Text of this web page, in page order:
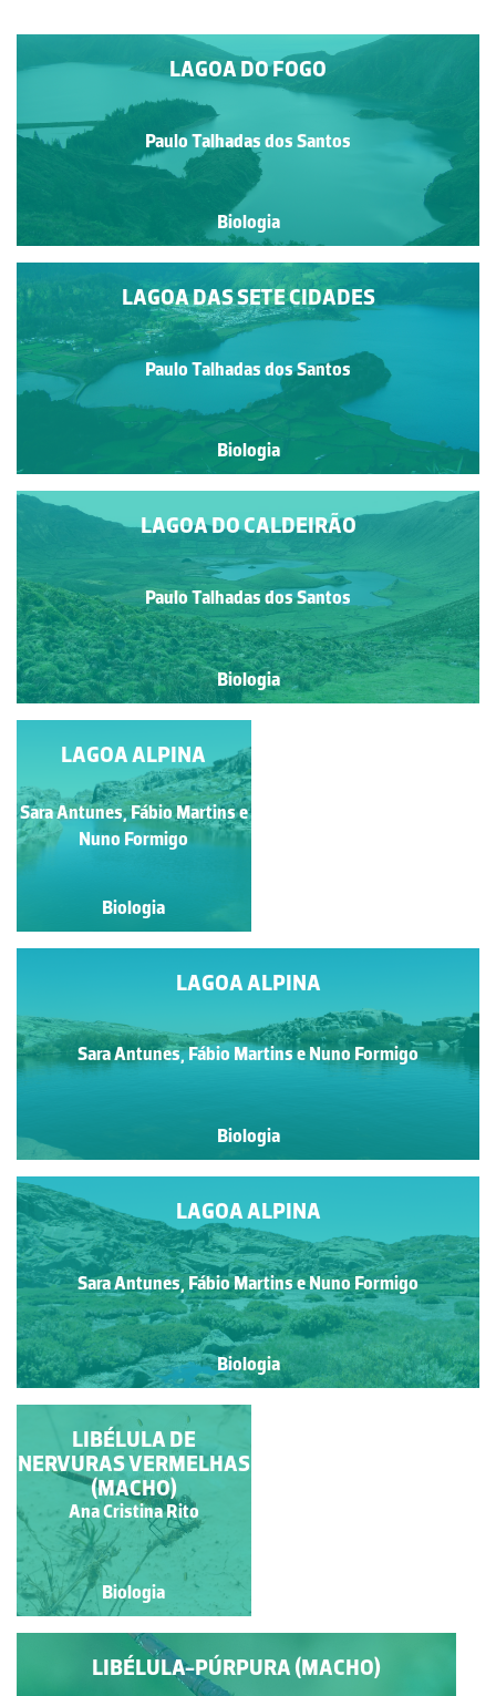
LAGOA DO FOGO
Paulo Talhadas dos Santos
Biologia
LAGOA DAS SETE CIDADES
Paulo Talhadas dos Santos
Biologia
LAGOA DO CALDEIRÃO
Paulo Talhadas dos Santos
Biologia
LAGOA ALPINA
Sara Antunes, Fábio
Martins e Nuno Formigo
Biologia
LAGOA ALPINA
Sara Antunes, Fábio Martins e Nuno Formigo
Biologia
LAGOA ALPINA
Sara Antunes, Fábio Martins e
Nuno Formigo
Biologia
LAGOA ALPINA
Sara Antunes, Fábio Martins e Nuno Formigo
Biologia
LIBÉLULA DE
NERVURAS
VERMELHAS (FÊMEA)
Ana Cristina Rito
Biologia
LIBÉLULA DE
NERVURAS VERMELHAS
(MACHO)
Ana Cristina Rito
Biologia
LIBÉLULA-PÚRPURA (MACHO)